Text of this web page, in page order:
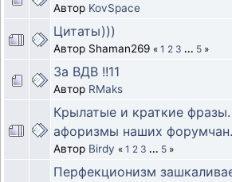
Автор KovSpace
Цитаты)))
Автор Shaman269 « 1 2 3 ... 5 »
За ВДВ !!11
Автор RMaks
Крылатые и краткие
афоризмы наших форумчан.
Автор Birdy « 1 2 3 ... 5 »
Перфекционизм